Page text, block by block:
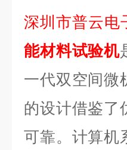
深圳市普云电
能材料试验机
一代双空间微
的设计借鉴了
可靠。计算机